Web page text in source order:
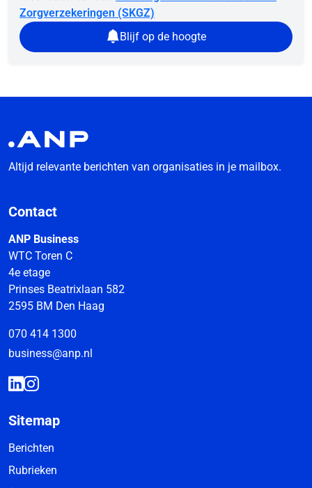
Zorgverzekeringen (SKGZ)
Blijf op de hoogte
Altijd relevante berichten van organisaties in je mailbox.
Contact
ANP Business
WTC Toren C
4e etage
Prinses Beatrixlaan 582
2595 BM Den Haag
070 414 1300
business@anp.nl
Sitemap
Berichten
Rubrieken